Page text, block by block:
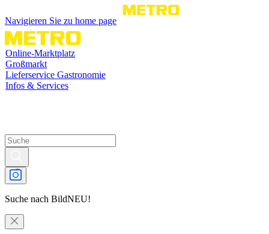
Navigieren Sie zu home page
Online-Marktplatz
Großmarkt
Lieferservice Gastronomie
Infos & Services
Suche nach BildNEU!